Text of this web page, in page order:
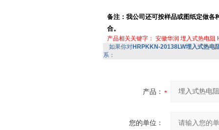
备注：我公司还可按样品或图纸定做各
合。
产品相关关键字： 安徽华润 埋入式热电阻
如果你对HRPKKN-20138LW埋入式热
系：
产品：
您的单位：